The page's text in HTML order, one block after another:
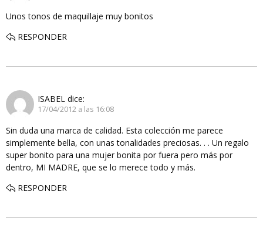
Unos tonos de maquillaje muy bonitos
RESPONDER
ISABEL dice:
17/04/2012 a las 16:08
Sin duda una marca de calidad. Esta colección me parece
simplemente bella, con unas tonalidades preciosas. . . Un regalo
super bonito para una mujer bonita por fuera pero más por
dentro, MI MADRE, que se lo merece todo y más.
RESPONDER